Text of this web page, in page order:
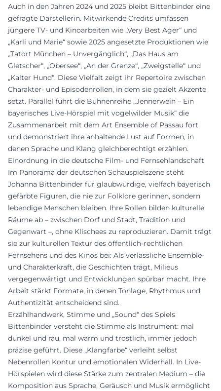
Auch in den Jahren 2024 und 2025 bleibt Bittenbinder eine
gefragte Darstellerin. Mitwirkende Credits umfassen
jüngere TV- und Kinoarbeiten wie „Very Best Ager“ und
„Karli und Marie“ sowie 2025 angesetzte Produktionen wie
„Tatort München – Unvergänglich“, „Das Haus am
Gletscher“, „Obersee“, „An der Grenze“, „Zweigstelle“ und
„Kalter Hund“. Diese Vielfalt zeigt ihr Repertoire zwischen
Charakter- und Episodenrollen, in dem sie gezielt Akzente
setzt. Parallel führt die Bühnenreihe „Jennerwein – Ein
bayerisches Live-Hörspiel mit vogelwilder Musik“ die
Zusammenarbeit mit dem Art Ensemble of Passau fort
und demonstriert ihre anhaltende Lust auf Formen, in
denen Sprache und Klang gleichberechtigt erzählen.
Einordnung in die deutsche Film- und Fernsehlandschaft
Im Panorama der deutschen Schauspielszene steht
Johanna Bittenbinder für glaubwürdige, vielfach bayerisch
gefärbte Figuren, die nie zur Folklore gerinnen, sondern
lebendige Menschen bleiben. Ihre Rollen bilden kulturelle
Räume ab – zwischen Dorf und Stadt, Tradition und
Gegenwart –, ohne Klischees zu reproduzieren. Damit trägt
sie zur kulturellen Textur des öffentlich-rechtlichen
Fernsehens und des Kinos bei: Als verlässliche Ensemble-
und Charakterkraft, die Geschichten trägt, Milieus
vergegenwärtigt und Entwicklungen spürbar macht. Ihre
Arbeit stärkt Formate, in denen Tonlage, Rhythmus und
Authentizität entscheidend sind.
Erzählhandwerk, Stimme und „Sound“ des Spiels
Bittenbinder versteht die Stimme als Instrument: mal
dunkel und rau, mal warm und tröstlich, immer jedoch
präzise geführt. Diese „Klangfarbe“ verleiht selbst
Nebenrollen Kontur und emotionalen Widerhall. In Live-
Hörspielen wird diese Stärke zum zentralen Medium – die
Komposition aus Sprache, Geräusch und Musik ermöglicht